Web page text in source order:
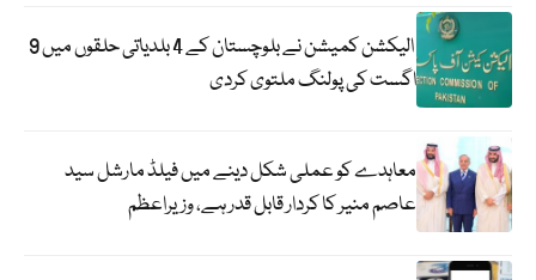
الیکشن کمیشن نے بلوچستان کے 4 بلدیاتی حلقوں میں 9
اگست کی پولنگ ملتوی کردی
معاہدے کو عملی شکل دینے میں فیلڈ مارشل سید
عاصم منیر کا کردار قابل قدر ہے، وزیراعظم